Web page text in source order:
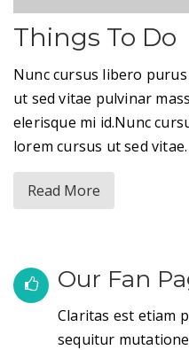
Things To Do
Nunc cursus libero
ut sed vitae pulvinar
elerisque mi id.Nunc
lorem cursus ut sed vitae.
Read More
Our Fan
Claritas est etiam
sequitur